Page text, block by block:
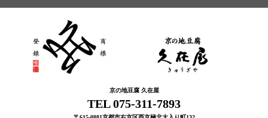
京の地豆腐 久在屋
TEL 075-311-7893